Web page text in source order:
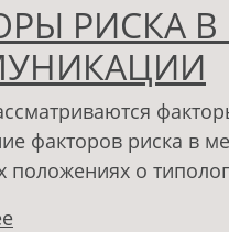
РИСКА
факторов риска в
положениях о